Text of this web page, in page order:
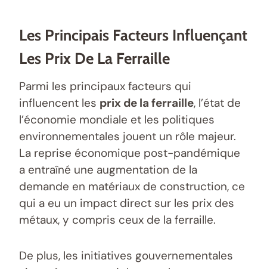
Les Principais Facteurs Influençant
Les Prix De La Ferraille
Parmi les principaux facteurs qui
influencent les prix de la ferraille, l’état de
l’économie mondiale et les politiques
environnementales jouent un rôle majeur.
La reprise économique post-pandémique
a entraîné une augmentation de la
demande en matériaux de construction, ce
qui a eu un impact direct sur les prix des
métaux, y compris ceux de la ferraille.
De plus, les initiatives gouvernementales